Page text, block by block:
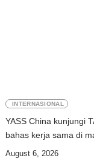
INTERNASIONAL
YASS China kunjungi
bahas kerja sama di
depan
August 6, 2026